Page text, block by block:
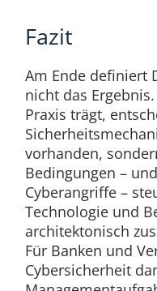
Fazit
Am Ende definiert
nicht das
Praxis trägt,
vorhanden,
Bedingungen –
Cyberangriffe –
Technologie und
architektonisch
Für Banken und
Cybersicherheit